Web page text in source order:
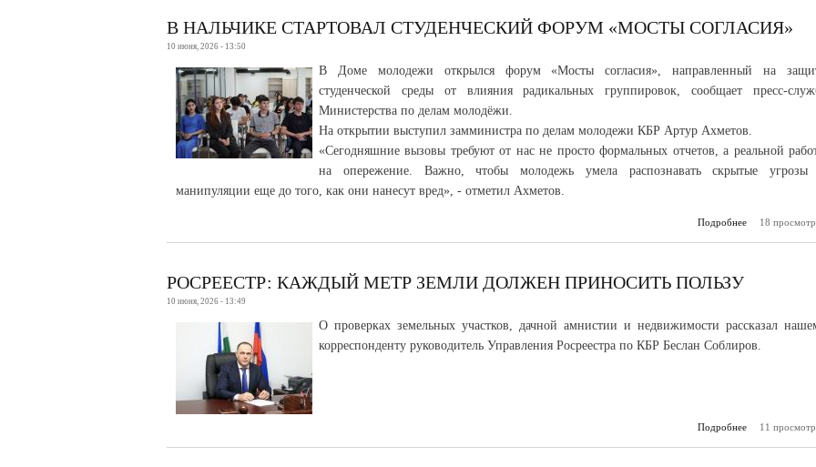
В НАЛЬЧИКЕ СТАРТОВАЛ СТУДЕНЧЕСКИЙ ФОРУМ «МОСТЫ СОГЛАСИЯ»
10 июня, 2026 - 13:50
В Доме молодежи открылся форум «Мосты согласия», направленный на
студенческой среды от влияния радикальных группировок, сообщает пресс-
Министерства по делам молодёжи.
На открытии выступил замминистра по делам молодежи КБР Артур Ахметов.
«Сегодняшние вызовы требуют от нас не просто формальных отчетов, а реальной
на опережение. Важно, чтобы молодежь умела распознавать скрытые
манипуляции еще до того, как они нанесут вред», - отметил Ахметов.
Подробнее
о В
18
РОСРЕЕСТР: КАЖДЫЙ МЕТР ЗЕМЛИ ДОЛЖЕН ПРИНОСИТЬ ПОЛЬЗУ
10 июня, 2026 - 13:49
О проверках земельных участков, дачной амнистии и недвижимости рассказал
корреспонденту руководитель Управления Росреестра по КБР Беслан Соблиров.
Подробнее
о Росреестр:
11